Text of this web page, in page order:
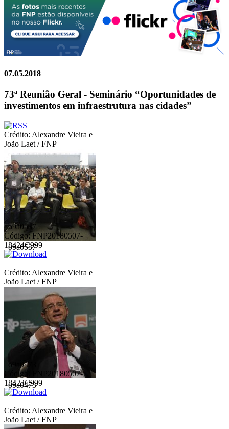
07.05.2018
73ª Reunião Geral - Seminário “Oportunidades de
investimentos em infraestrutura nas cidades”
Crédito: Alexandre Vieira e
João Laet / FNP
_o9a0537
_o9a0537
Código: FNP20180507-
18424C999
Crédito: Alexandre Vieira e
João Laet / FNP
_o9a0473
_o9a0473
Código: FNP20180507-
18423C999
Crédito: Alexandre Vieira e
João Laet / FNP